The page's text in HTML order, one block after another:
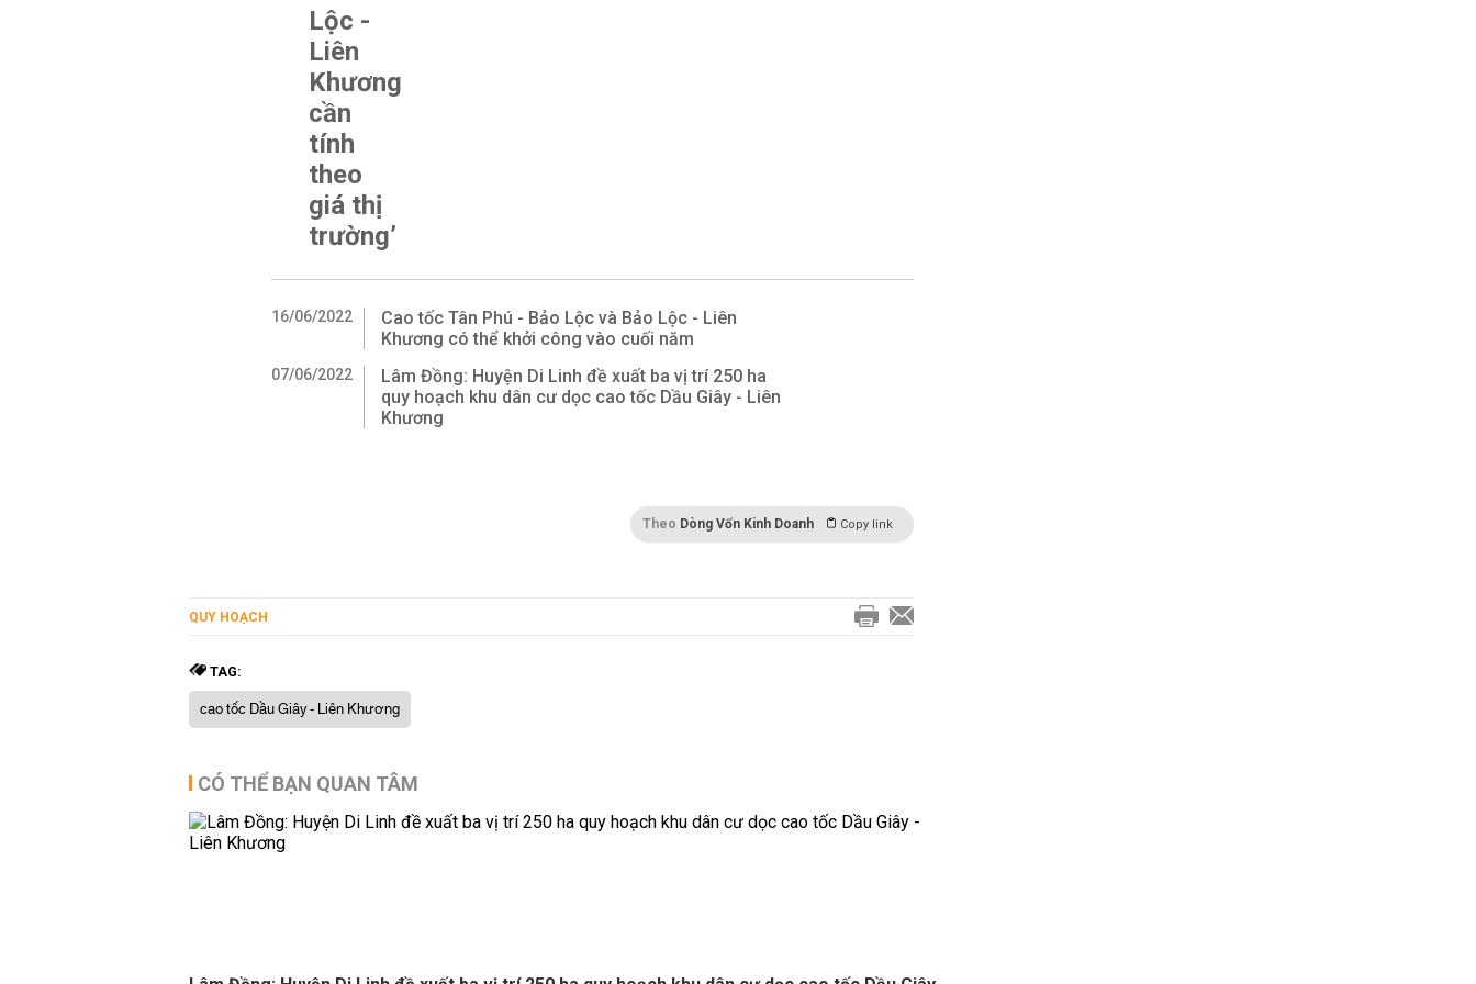
Lộc -
Liên
Khương
cần
tính
theo
giá thị
trường’
16/06/2022
Cao tốc Tân Phú - Bảo Lộc và Bảo Lộc - Liên
Khương có thể khởi công vào cuối năm
07/06/2022
Lâm Đồng: Huyện Di Linh đề xuất ba vị trí 250 ha
quy hoạch khu dân cư dọc cao tốc Dầu Giây - Liên
Khương
Theo Dòng Vốn Kinh Doanh Copy link
QUY HOẠCH
TAG:
cao tốc Dầu Giây - Liên Khương
CÓ THỂ BẠN QUAN TÂM